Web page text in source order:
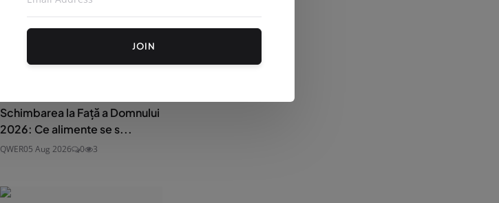
Schimbarea la Față a Domnului
2026: Ce alimente se s...
QWER05 Aug 2026 0 3
JOIN